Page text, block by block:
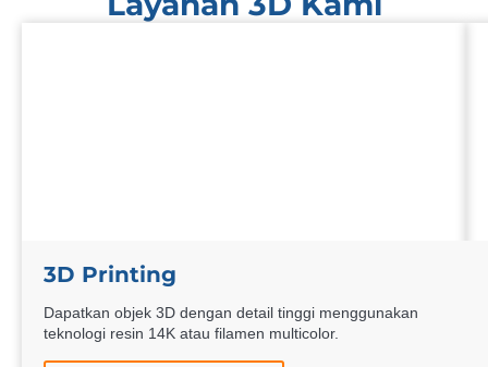
3D Printing
Dapatkan objek 3D dengan detail tinggi menggunakan
teknologi resin 14K atau filamen multicolor.